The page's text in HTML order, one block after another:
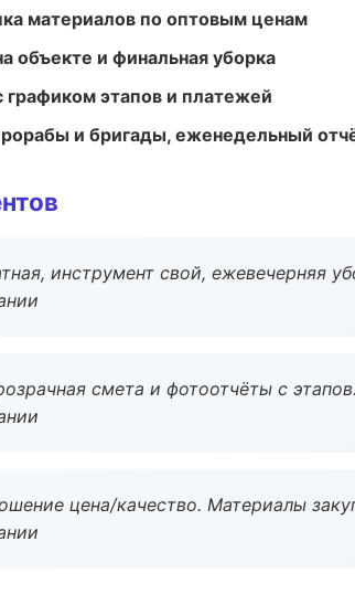
материалов по оптовым ценам
объекте и финальная уборка
графиком этапов и платежей
и бригады, еженедельный
инструмент свой, ежевечерняя
смета и фотоотчёты с
цена/качество. Материалы